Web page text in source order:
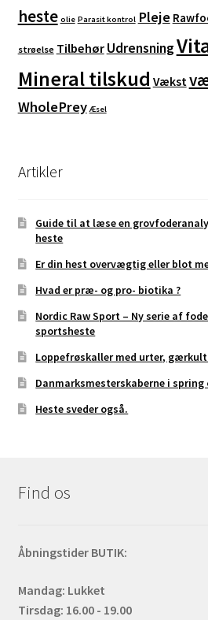
heste olie Parasit kontrol Pleje
strøelse Tilbehør Udrensning
Mineral tilskud Vækst
WholePrey Æsel
Artikler
Guide til at læse en
heste
Er din hest overvægtig eller blot
Hvad er præ- og pro- biotika ?
Nordic Raw Sport – Ny serie af
sportsheste
Loppefrøskaller med urter,
Danmarksmesterskaberne i spring
Heste sveder også.
Find os
Åbningstider BUTIK:
Mandag: Lukket
Tirsdag: 16.00 - 19.00